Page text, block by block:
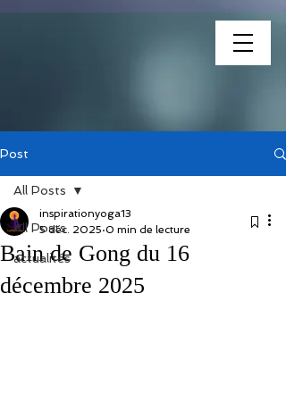
Post
All Posts
actualités
All Posts
Bain de Gong du 16
décembre 2025
inspirationyoga13
5 déc. 2025 0 min de lecture